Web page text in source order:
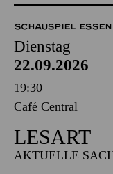
SCHAUSPIEL ESSEN
Dienstag
22.09.2026
19:30
Café Central
LESART
AKTUELLE